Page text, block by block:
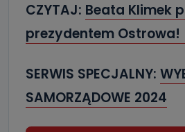
CZYTAJ: Beata Klimek
prezydentem Ostrowa!
SERWIS SPECJALNY:
SAMORZĄDOWE 2024